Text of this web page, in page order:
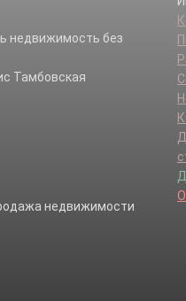
недвижимость без
Тамбовская